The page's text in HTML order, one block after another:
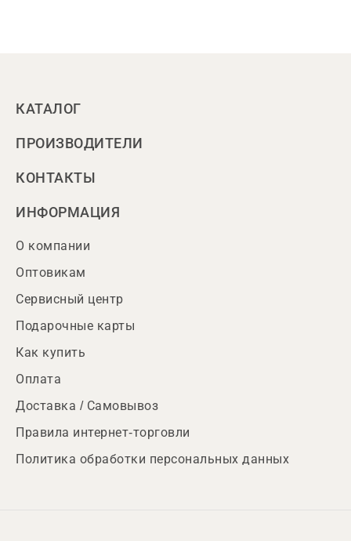
КАТАЛОГ
ПРОИЗВОДИТЕЛИ
КОНТАКТЫ
ИНФОРМАЦИЯ
О компании
Оптовикам
Сервисный центр
Подарочные карты
Как купить
Оплата
Доставка / Самовывоз
Правила интернет-торговли
Политика обработки персональных данных